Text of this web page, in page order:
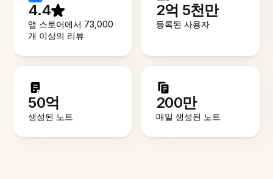
4.4
앱 스토어에서 73,000
개 이상의 리뷰
2억 5천만
등록된 사용자
50억
생성된 노트
200만
매일 생성된 노트